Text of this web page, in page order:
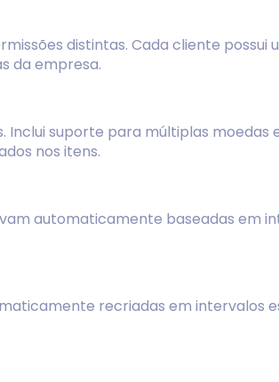
distintas. Cada cliente possui
da empresa.
suporte para múltiplas moedas
nos itens.
automaticamente baseadas em
recriadas em intervalos